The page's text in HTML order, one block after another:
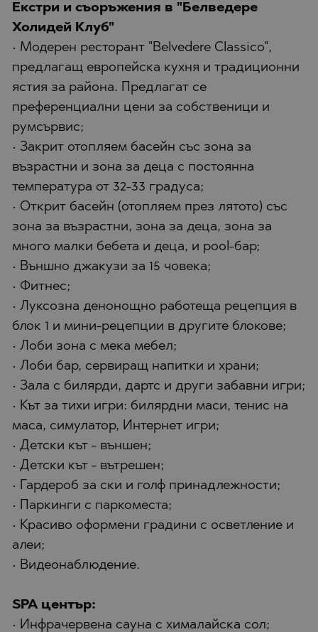
Екстри и съоръжения в "Белведере
Холидей Клуб"
• Модерен ресторант "Belvedere Classico",
предлагащ европейска кухня и традиционни
ястия за района. Предлагат се
преференциални цени за собственици и
румсървис;
• Закрит отопляем басейн със зона за
възрастни и зона за деца с постоянна
температура от 32-33 градуса;
• Открит басейн (отопляем през лятото) със
зона за възрастни, зона за деца, зона за
много малки бебета и деца, и pool-бар;
• Външно джакузи за 15 човека;
• Фитнес;
• Луксозна денонощно работеща рецепция в
блок 1 и мини-рецепции в другите блокове;
• Лоби зона с мека мебел;
• Лоби бар, сервиращ напитки и храни;
• Зала с билярди, дартс и други забавни игри;
• Кът за тихи игри: билярдни маси, тенис на
маса, симулатор, Интернет игри;
• Детски кът - външен;
• Детски кът - вътрешен;
• Гардероб за ски и голф принадлежности;
• Паркинги с паркоместа;
• Красиво оформени градини с осветление и
алеи;
• Видеонаблюдение.
SPA център:
• Инфрачервена сауна с хималайска сол;